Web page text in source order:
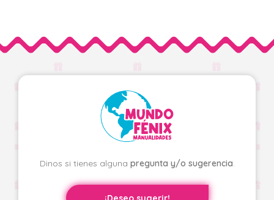
Dinos si tienes alguna pregunta y/o sugerencia.